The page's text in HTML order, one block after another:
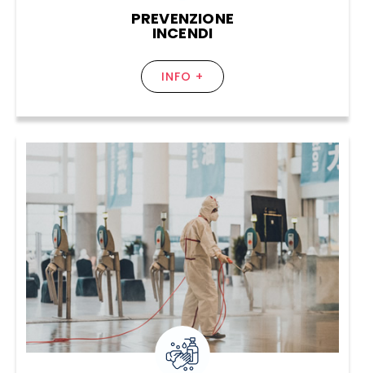
PREVENZIONE
INCENDI
INFO +